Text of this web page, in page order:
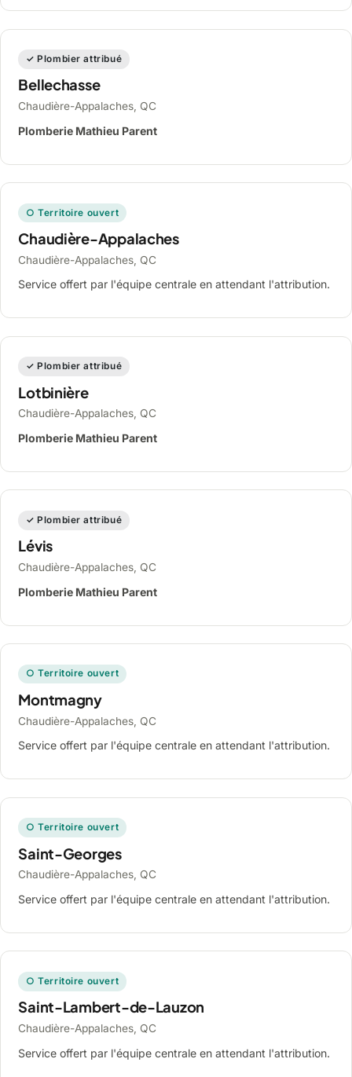
✓ Plombier attribué
Bellechasse
Chaudière-Appalaches, QC
Plomberie Mathieu Parent
○ Territoire ouvert
Chaudière-Appalaches
Chaudière-Appalaches, QC
Service offert par l'équipe centrale en attendant l'attribution.
✓ Plombier attribué
Lotbinière
Chaudière-Appalaches, QC
Plomberie Mathieu Parent
✓ Plombier attribué
Lévis
Chaudière-Appalaches, QC
Plomberie Mathieu Parent
○ Territoire ouvert
Montmagny
Chaudière-Appalaches, QC
Service offert par l'équipe centrale en attendant l'attribution.
○ Territoire ouvert
Saint-Georges
Chaudière-Appalaches, QC
Service offert par l'équipe centrale en attendant l'attribution.
○ Territoire ouvert
Saint-Lambert-de-Lauzon
Chaudière-Appalaches, QC
Service offert par l'équipe centrale en attendant l'attribution.